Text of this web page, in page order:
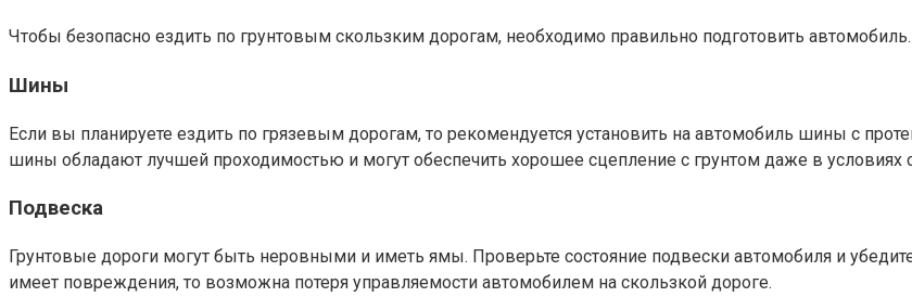
Чтобы безопасно ездить по грунтовым скользким дорогам, необходимо правильно подготовить
Шины
Если вы планируете ездить по грязевым дорогам, то рекомендуется установить на автомобиль шины с
шины обладают лучшей проходимостью и могут обеспечить хорошее сцепление с грунтом даже в условиях
Подвеска
Грунтовые дороги могут быть неровными и иметь ямы. Проверьте состояние подвески автомобиля и
имеет повреждения, то возможна потеря управляемости автомобилем на скользкой дороге.